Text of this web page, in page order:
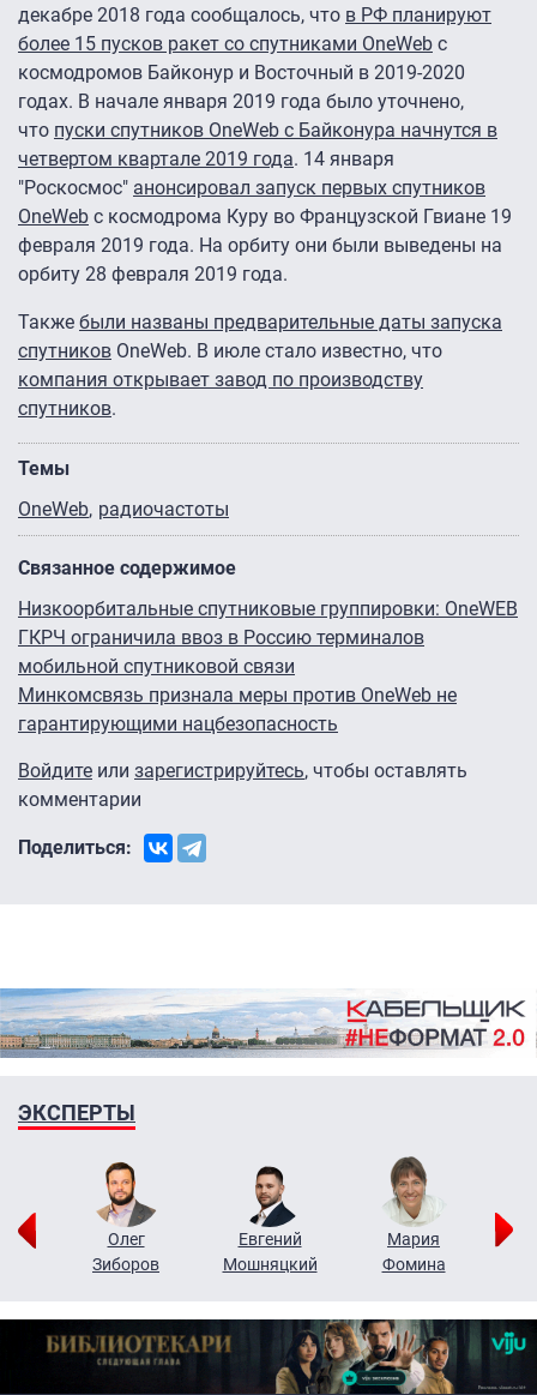
декабре 2018 года сообщалось, что в РФ планируют
более 15 пусков ракет со спутниками OneWeb с
космодромов Байконур и Восточный в 2019-2020
годах. В начале января 2019 года было уточнено,
что пуски спутников OneWeb с Байконура начнутся в
четвертом квартале 2019 года. 14 января
"Роскосмос" анонсировал запуск первых спутников
OneWeb с космодрома Куру во Французской Гвиане 19
февраля 2019 года. На орбиту они были выведены на
орбиту 28 февраля 2019 года.
Также были названы предварительные даты запуска
спутников OneWeb. В июле стало известно, что
компания открывает завод по производству
спутников.
Темы
OneWeb радиочастоты
Связанное содержимое
Низкоорбитальные спутниковые группировки: OneWEB
ГКРЧ ограничила ввоз в Россию терминалов
мобильной спутниковой связи
Минкомсвязь признала меры против OneWeb не
гарантирующими нацбезопасность
Войдите или зарегистрируйтесь, чтобы оставлять
комментарии
Поделиться:
ЭКСПЕРТЫ
Олег
Зиборов
Евгений
Мошняцкий
Мария
Фомина